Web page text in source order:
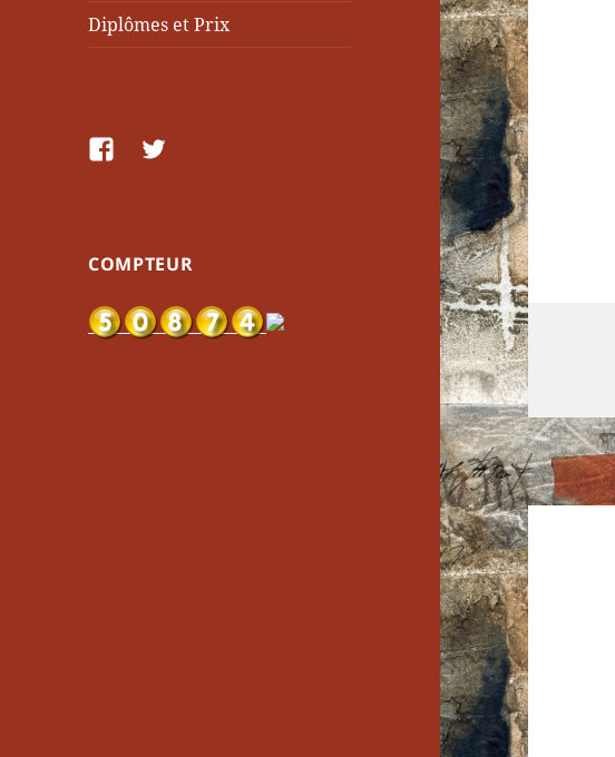
Diplômes et Prix
facebookTwitter
COMPTEUR